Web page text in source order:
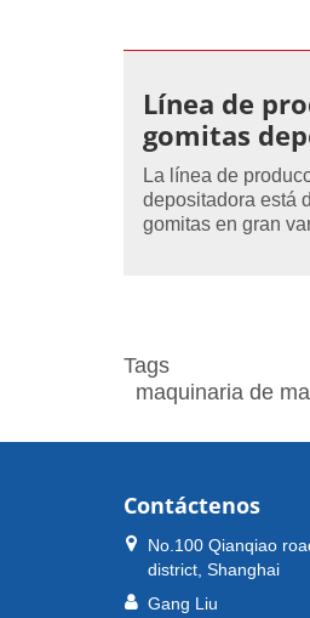
Línea de
gomitas
La línea de
depositadora está
gomitas en gran
Tags
maquinaria de
Contáctenos
No.100 Qianqiao
district, Shanghai
Gang Liu